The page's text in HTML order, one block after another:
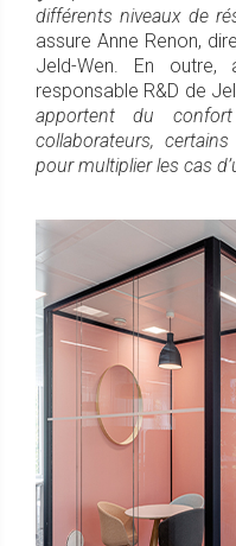
différents niveaux de
assure Anne Renon,
Jeld-Wen. En outre,
responsable R&D de
apportent du
collaborateurs,
pour multiplier les cas